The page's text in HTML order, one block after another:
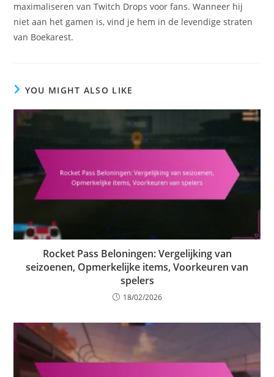
maximaliseren van Twitch Drops voor fans. Wanneer hij
niet aan het gamen is, vind je hem in de levendige straten
van Boekarest.
YOU MIGHT ALSO LIKE
Rocket Pass Beloningen: Vergelijking van
seizoenen, Opmerkelijke items, Voorkeuren van
spelers
18/02/2026